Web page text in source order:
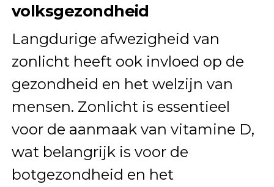
volksgezondheid
Langdurige afwezigheid van
zonlicht heeft ook invloed op de
gezondheid en het welzijn van
mensen. Zonlicht is essentieel
voor de aanmaak van vitamine D,
wat belangrijk is voor de
botgezondheid en het